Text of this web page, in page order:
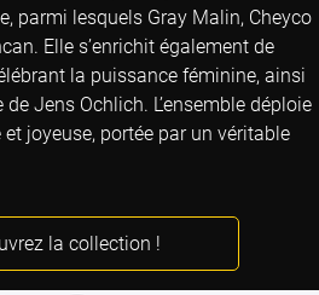
parmi lesquels Gray Malin, Cheyco
Elle s’enrichit également de
la puissance féminine, ainsi
Jens Ochlich. L’ensemble déploie
joyeuse, portée par un véritable
la collection !